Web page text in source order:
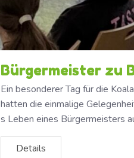
Bürgermeister zu
Ein besonderer Tag für die
hatten die einmalige
s Leben eines Bürgermeisters
Details